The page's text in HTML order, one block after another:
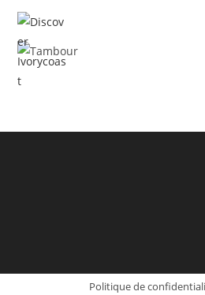
Skip
content
Politique de